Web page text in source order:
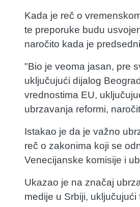
Kada je reč o
te preporuke budu
naročito kada je
"Bio je veoma jasan, pre
uključujući dijalog
vrednostima EU,
ubrzavanja reformi,
Istakao je da je važno
reč o zakonima koji se
Venecijanske komisije i
Ukazao je na značaj
medije u Srbiji,